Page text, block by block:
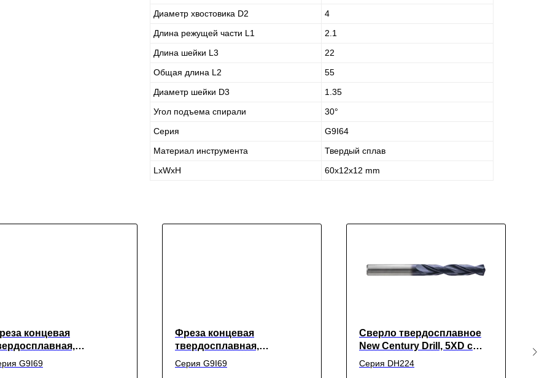
Диаметр хвостовика D2
4
Длина режущей части L1
2.1
Длина шейки L3
22
Общая длина L2
55
Диаметр шейки D3
1.35
Угол подъема спирали
30°
Серия
G9I64
Материал инструмента
Твердый сплав
LxWxH
60x12x12 mm
концевая
Alpha-GX c 2-мя
G9I69
Фреза концевая
твердосплавная,
радиусная Alpha-GX c 2-мя
зубьями,
Серия G9I69
Сверло твердосплавное
New Century Drill, 5XD с
покрытием TiАIN,
18.8X20X101X153
Серия DH224